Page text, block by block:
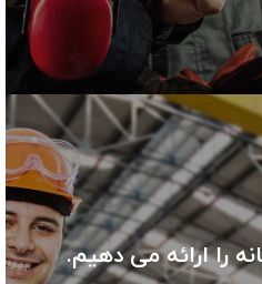
را ارائه می دهیم.